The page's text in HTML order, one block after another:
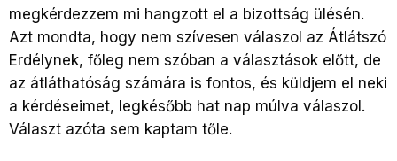
megkérdezzem mi hangzott el a bizottság ülésén.
Azt mondta, hogy nem szívesen válaszol az Átlátszó
Erdélynek, főleg nem szóban a választások előtt, de
az átláthatóság számára is fontos, és küldjem el neki
a kérdéseimet, legkésőbb hat nap múlva válaszol.
Választ azóta sem kaptam tőle.